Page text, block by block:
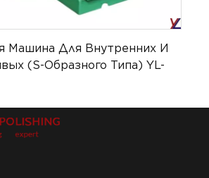
Машина Для Внутренних И
(S-Образного Типа) YL-